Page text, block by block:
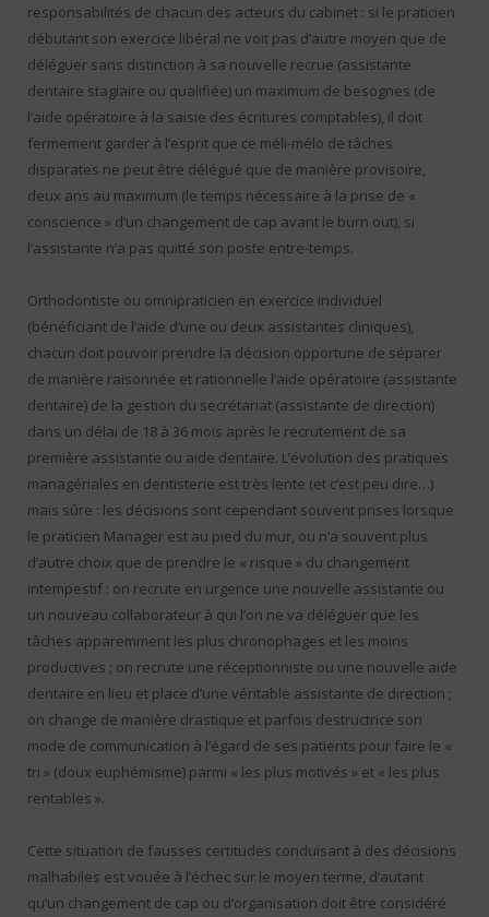
responsabilités de chacun des acteurs du cabinet : si le praticien
débutant son exercice libéral ne voit pas d’autre moyen que de
déléguer sans distinction à sa nouvelle recrue (assistante
dentaire stagiaire ou qualifiée) un maximum de besognes (de
l’aide opératoire à la saisie des écritures comptables), il doit
fermement garder à l’esprit que ce méli-mélo de tâches
disparates ne peut être délégué que de manière provisoire,
deux ans au maximum (le temps nécessaire à la prise de «
conscience » d’un changement de cap avant le burn out), si
l’assistante n’a pas quitté son poste entre-temps.
Orthodontiste ou omnipraticien en exercice individuel
(bénéficiant de l’aide d’une ou deux assistantes cliniques),
chacun doit pouvoir prendre la décision opportune de séparer
de manière raisonnée et rationnelle l’aide opératoire (assistante
dentaire) de la gestion du secrétariat (assistante de direction)
dans un délai de 18 à 36 mois après le recrutement de sa
première assistante ou aide dentaire. L’évolution des pratiques
managériales en dentisterie est très lente (et c’est peu dire…)
mais sûre : les décisions sont cependant souvent prises lorsque
le praticien Manager est au pied du mur, ou n’a souvent plus
d’autre choix que de prendre le « risque » du changement
intempestif : on recrute en urgence une nouvelle assistante ou
un nouveau collaborateur à qui l’on ne va déléguer que les
tâches apparemment les plus chronophages et les moins
productives ; on recrute une réceptionniste ou une nouvelle aide
dentaire en lieu et place d’une véritable assistante de direction ;
on change de manière drastique et parfois destructrice son
mode de communication à l’égard de ses patients pour faire le «
tri » (doux euphémisme) parmi « les plus motivés » et « les plus
rentables ».
Cette situation de fausses certitudes conduisant à des décisions
malhabiles est vouée à l’échec sur le moyen terme, d’autant
qu’un changement de cap ou d’organisation doit être considéré